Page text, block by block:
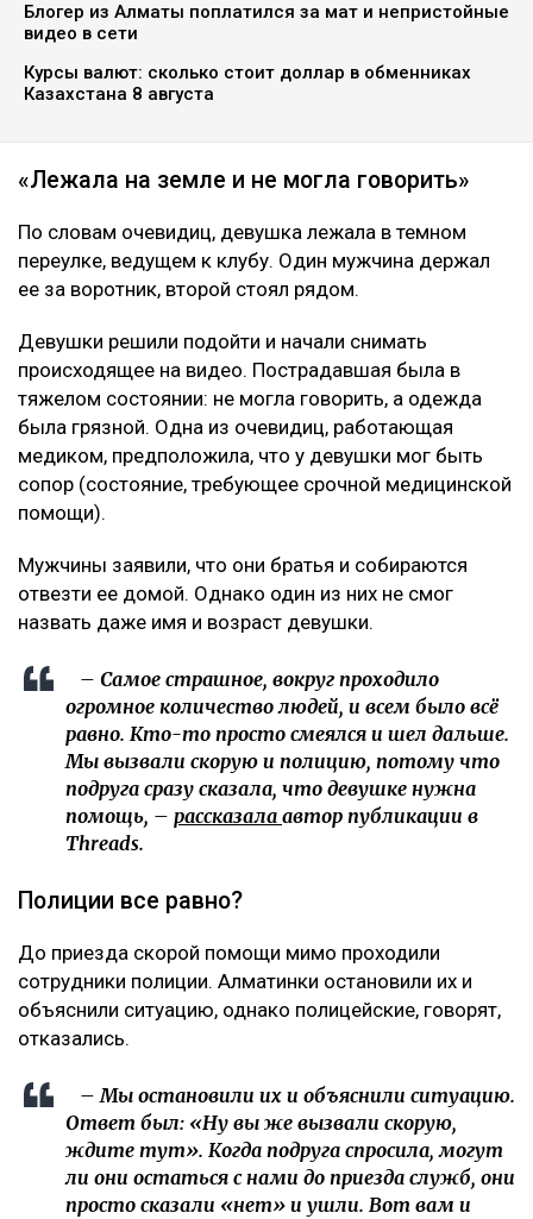
Блогер из Алматы поплатился за мат и непристойные
видео в сети
Курсы валют: сколько стоит доллар в обменниках
Казахстана 8 августа
«Лежала на земле и не могла говорить»
По словам очевидиц, девушка лежала в темном
переулке, ведущем к клубу. Один мужчина держал
ее за воротник, второй стоял рядом.
Девушки решили подойти и начали снимать
происходящее на видео. Пострадавшая была в
тяжелом состоянии: не могла говорить, а одежда
была грязной. Одна из очевидиц, работающая
медиком, предположила, что у девушки мог быть
сопор (состояние, требующее срочной медицинской
помощи).
Мужчины заявили, что они братья и собираются
отвезти ее домой. Однако один из них не смог
назвать даже имя и возраст девушки.
– Самое страшное, вокруг проходило
огромное количество людей, и всем было всё
равно. Кто-то просто смеялся и шел дальше.
Мы вызвали скорую и полицию, потому что
подруга сразу сказала, что девушке нужна
помощь, – рассказала автор публикации в
Threads.
Полиции все равно?
До приезда скорой помощи мимо проходили
сотрудники полиции. Алматинки остановили их и
объяснили ситуацию, однако полицейские, говорят,
отказались.
– Мы остановили их и объяснили ситуацию.
Ответ был: «Ну вы же вызвали скорую,
ждите тут». Когда подруга спросила, могут
ли они остаться с нами до приезда служб, они
просто сказали «нет» и ушли. Вот вам и